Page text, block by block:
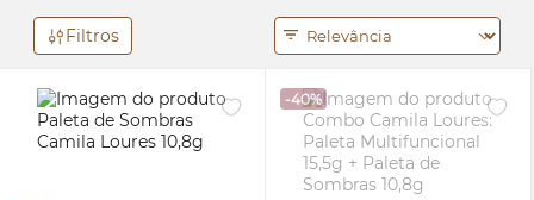
Filtros
-40%